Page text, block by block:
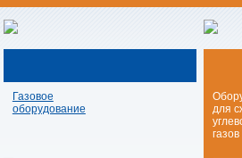
Газовое
оборудование
для
газов